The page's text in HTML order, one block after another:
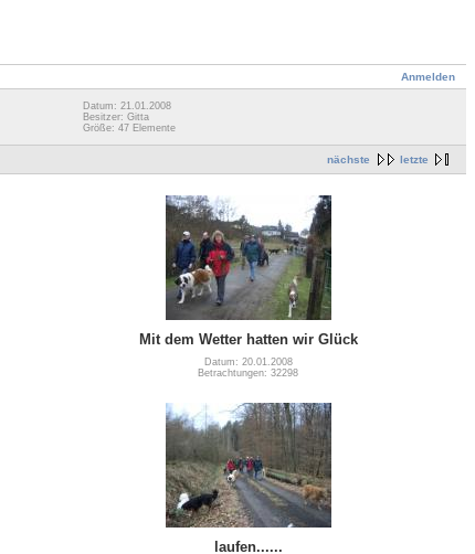
Anmelden
Datum: 21.01.2008
Besitzer: Gitta
Größe: 47 Elemente
nächste letzte
Mit dem Wetter hatten wir Glück
Datum: 20.01.2008
Betrachtungen: 32298
laufen......